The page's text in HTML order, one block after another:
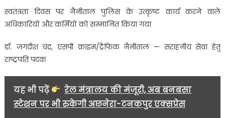
स्वतंत्रता दिवस पर नैनीताल पुलिस के उत्कृष्ट कार्य करने वाले
अधिकारियों और कर्मियों को सम्मानित किया गया
डॉ. जगदीश चंद्र, एसपी क्राइम/ट्रैफिक नैनीताल — सराहनीय सेवा हेतु
राष्ट्रपति पदक
यह भी पढ़ें
रेल मंत्रालय की मंजूरी, अब बनबसा
स्टेशन पर भी रुकेगी अछनेरा-टनकपुर एक्सप्रेस